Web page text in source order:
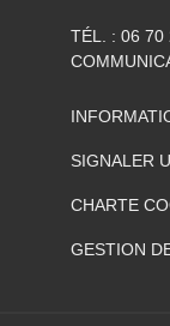
TÉL. : 06 70
SIGNALER
CHARTE
GESTION